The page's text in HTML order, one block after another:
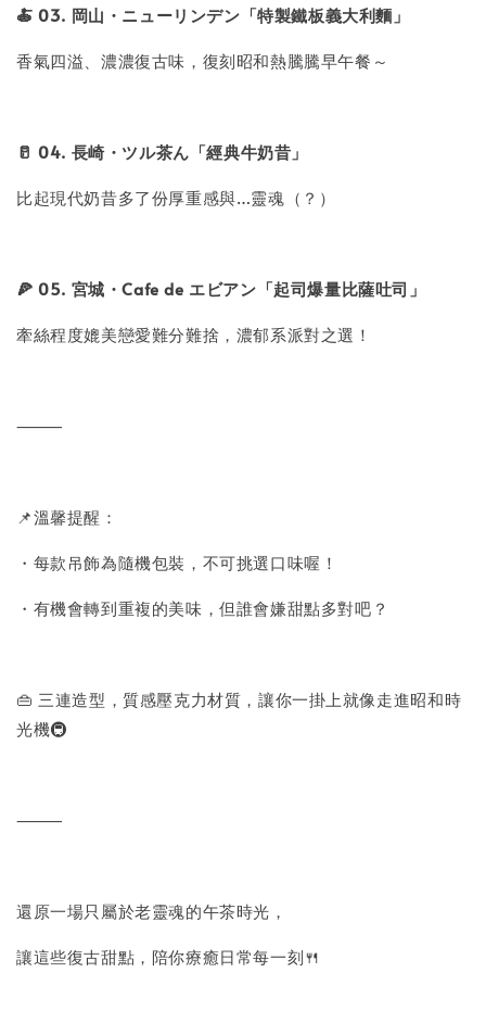
🍝 03. 岡山・ニューリンデン「特製鐵板義大利麵」
香氣四溢、濃濃復古味，復刻昭和熱騰騰早午餐～
🥛 04. 長崎・ツル茶ん「經典牛奶昔」
比起現代奶昔多了份厚重感與…靈魂（？）
🍕 05. 宮城・Cafe de エビアン「起司爆量比薩吐司」
牽絲程度媲美戀愛難分難捨，濃郁系派對之選！
⸻
📌溫馨提醒：
・每款吊飾為隨機包裝，不可挑選口味喔！
・有機會轉到重複的美味，但誰會嫌甜點多對吧？
👜 三連造型，質感壓克力材質，讓你一掛上就像走進昭和時
光機🚇
⸻
還原一場只屬於老靈魂的午茶時光，
讓這些復古甜點，陪你療癒日常每一刻🍴